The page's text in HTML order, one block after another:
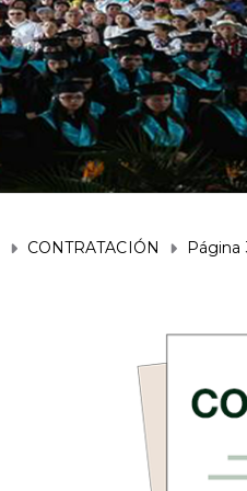
CONTRATACIÓN Página